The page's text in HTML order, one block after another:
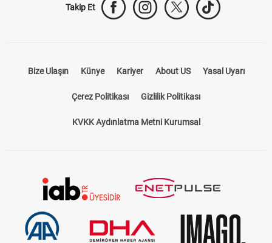
Takip Et
Bize Ulaşın Künye Kariyer About US Yasal Uyarı
Çerez Politikası Gizlilik Politikası
KVKK Aydınlatma Metni Kurumsal